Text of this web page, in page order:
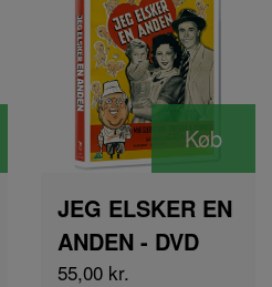
Køb
JEG ELSKER EN
ANDEN - DVD
55,00 kr.